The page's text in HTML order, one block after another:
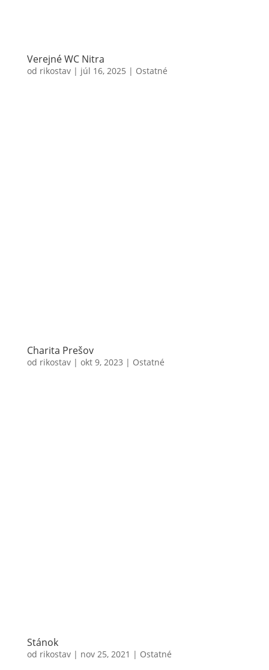
Verejné WC Nitra
od rikostav| júl 16, 2025 | Ostatné
Charita Prešov
od rikostav| okt 9, 2023 | Ostatné
Stánok
od rikostav| nov 25, 2021 | Ostatné